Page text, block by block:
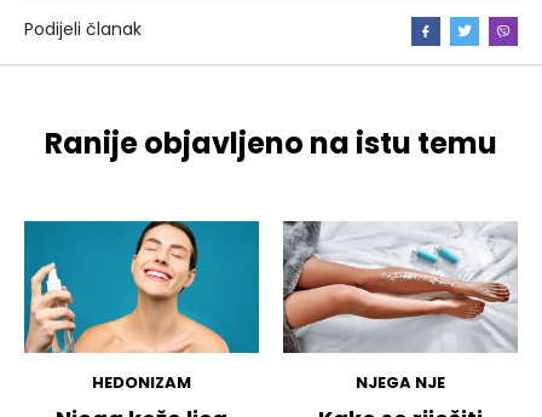
Podijeli članak
Ranije objavljeno na istu temu
HEDONIZAM NJEGA NJE